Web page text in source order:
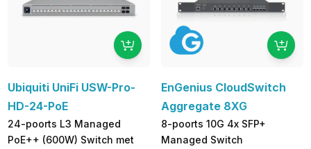
Ubiquiti UniFi USW-Pro-
HD-24-PoE
24-poorts L3 Managed
PoE++ (600W) Switch met
EnGenius CloudSwitch
Aggregate 8XG
8-poorts 10G 4x SFP+
Managed Switch